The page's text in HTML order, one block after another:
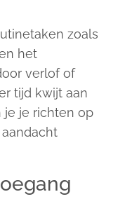
zoals
het
verlof of
tijd kwijt aan
je je richten op